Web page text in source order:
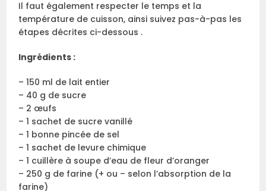
Il faut également respecter le temps et la
température de cuisson, ainsi suivez pas-à-pas les
étapes décrites ci-dessous .
Ingrédients :
– 150 ml de lait entier
– 40 g de sucre
– 2 œufs
– 1 sachet de sucre vanillé
– 1 bonne pincée de sel
– 1 sachet de levure chimique
– 1 cuillère à soupe d’eau de fleur d’oranger
– 250 g de farine (+ ou – selon l’absorption de la
farine)